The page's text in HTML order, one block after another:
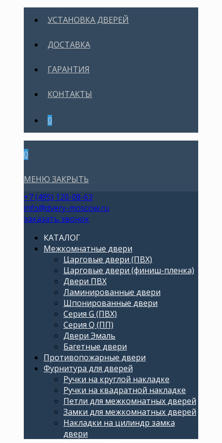
УСТАНОВКА ДВЕРЕЙ
ДОСТАВКА
ГАРАНТИЯ
КОНТАКТЫ
0
0
МЕНЮ ЗАКРЫТЬ
+7 (495) 120-08-63
info@dvery-moscow.ru
заказать звонок
КАТАЛОГ
Межкомнатные двери
Царговые двери (ПВХ)
Царговые двери (финиш-пленка)
Двери ПВХ
Ламинированные двери
Шпонированные двери
Серия G (ПВХ)
Серия Q (ПП)
Двери Эмаль
Багетные двери
Противопожарные двери
Фурнитура для дверей
Ручки на круглой накладке
Ручки на квадратной накладке
Петли для межкомнатных дверей
Замки для межкомнатных дверей
Накладки на цилиндр замка
двери